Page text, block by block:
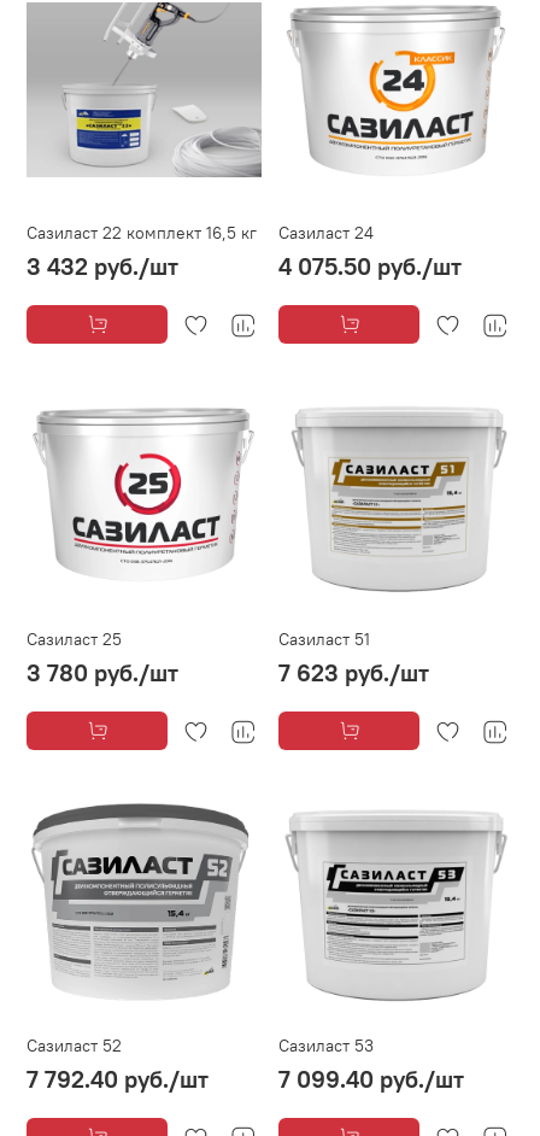
Сазиласт 22 комплект 16,5 кг
3 432 руб./шт
Сазиласт 24
4 075.50 руб./шт
Сазиласт 25
3 780 руб./шт
Сазиласт 51
7 623 руб./шт
Сазиласт 52
7 792.40 руб./шт
Сазиласт 53
7 099.40 руб./шт